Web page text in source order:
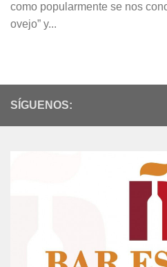
como popularmente se nos
ovejo” y...
SÍGUENOS: